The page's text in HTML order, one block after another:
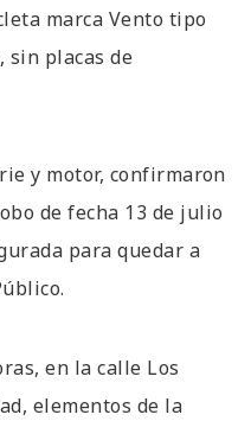
marca Vento tipo
sin placas de
y motor, confirmaron
de fecha 13 de julio
para quedar a
en la calle Los
elementos de la